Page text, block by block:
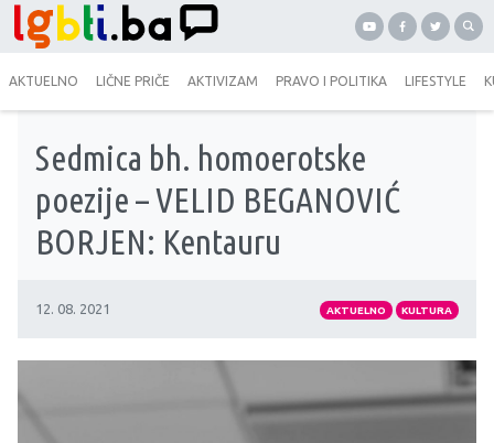
AKTUELNO LIČNE PRIČE AKTIVIZAM PRAVO I POLITIKA LIFESTYLE
Sedmica bh. homoerotske
poezije – VELID BEGANOVIĆ
BORJEN: Kentauru
12. 08. 2021 AKTUELNO KULTURA